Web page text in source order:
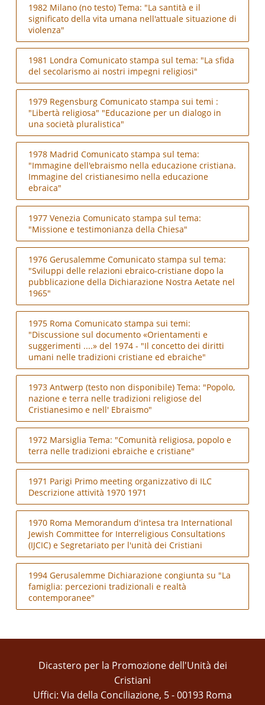
1982 Milano (no testo) Tema: "La santità e il
significato della vita umana nell'attuale situazione di
violenza"
1981 Londra Comunicato stampa sul tema: "La sfida
del secolarismo ai nostri impegni religiosi"
1979 Regensburg Comunicato stampa sui temi :
"Libertà religiosa" "Educazione per un dialogo in
una società pluralistica"
1978 Madrid Comunicato stampa sul tema:
"Immagine dell'ebraismo nella educazione cristiana.
Immagine del cristianesimo nella educazione
ebraica"
1977 Venezia Comunicato stampa sul tema:
"Missione e testimonianza della Chiesa"
1976 Gerusalemme Comunicato stampa sul tema:
"Sviluppi delle relazioni ebraico-cristiane dopo la
pubblicazione della Dichiarazione Nostra Aetate nel
1965"
1975 Roma Comunicato stampa sui temi:
"Discussione sul documento «Orientamenti e
suggerimenti ....» del 1974 - "Il concetto dei diritti
umani nelle tradizioni cristiane ed ebraiche"
1973 Antwerp (testo non disponibile) Tema: "Popolo,
nazione e terra nelle tradizioni religiose del
Cristianesimo e nell' Ebraismo"
1972 Marsiglia Tema: "Comunità religiosa, popolo e
terra nelle tradizioni ebraiche e cristiane"
1971 Parigi Primo meeting organizzativo di ILC
Descrizione attività 1970 1971
1970 Roma Memorandum d'intesa tra International
Jewish Committee for Interreligious Consultations
(IJCIC) e Segretariato per l'unità dei Cristiani
1994 Gerusalemme Dichiarazione congiunta su "La
famiglia: percezioni tradizionali e realtà
contemporanee"
Dicastero per la Promozione dell'Unità dei
Cristiani
Uffici: Via della Conciliazione, 5 - 00193 Roma